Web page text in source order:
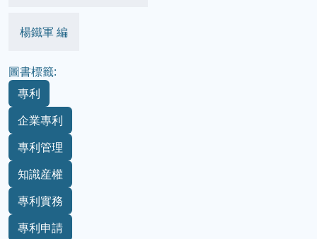
楊鐵軍 編
圖書標籤:
專利
企業專利
專利管理
知識産權
專利實務
專利申請